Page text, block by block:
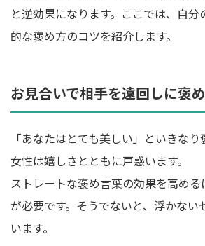
と逆効果になります。ここでは、自
的な褒め方のコツを紹介します。
お見合いで相手を遠回しに褒
「あなたはとても美しい」といきなり
女性は嬉しさとともに戸惑います。
ストレートな褒め言葉の効果を高め
が必要です。そうでないと、浮かない
います。